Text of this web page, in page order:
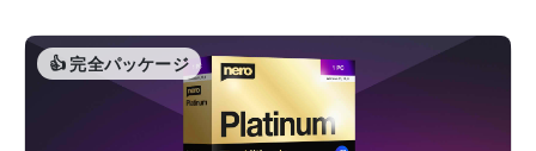
👍 完全パッケージ